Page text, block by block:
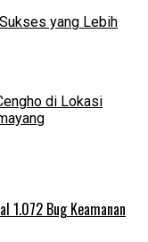
Sukses yang Lebih
di Lokasi
1.072 Bug Keamanan